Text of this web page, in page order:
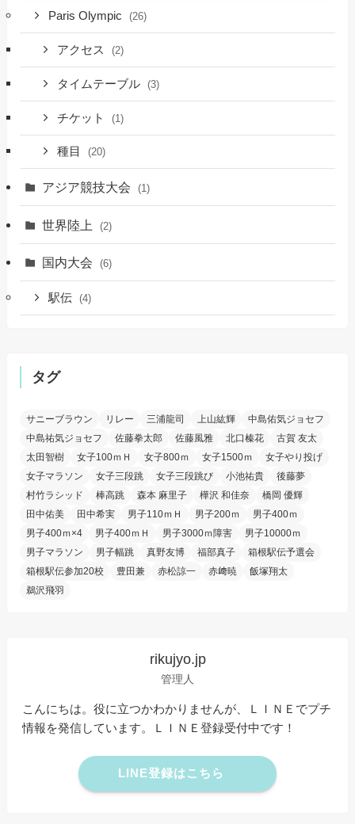
Paris Olympic (26)
アクセス (2)
タイムテーブル (3)
チケット (1)
種目 (20)
アジア競技大会 (1)
世界陸上 (2)
国内大会 (6)
駅伝 (4)
タグ
サニーブラウン リレー 三浦龍司 上山紘輝
中島佑気ジョセフ
中島祐気ジョセフ
佐藤拳太郎 佐藤風雅 北口榛花
古賀 友太
太田智樹
女子100ｍＨ 女子800ｍ 女子1500ｍ
女子やり投げ
女子マラソン
女子三段跳 女子三段跳び 小池祐貴
後藤夢
村竹ラシッド
棒高跳 森本 麻里子 樺沢 和佳奈
橋岡 優輝
田中佑美
田中希実 男子110ｍＨ 男子200ｍ
男子400ｍ
男子400ｍ×4
男子400ｍＨ 男子3000ｍ障害
男子10000ｍ
男子マラソン
男子幅跳 真野友博 福部真子
箱根駅伝予選会
箱根駅伝参加20校
豊田兼 赤松諒一 赤﨑暁
飯塚翔太
鵜沢飛羽
rikujyo.jp
管理人
こんにちは。役に立つかわかりませんが、ＬＩＮＥでプチ
情報を発信しています。ＬＩＮＥ登録受付中です！
LINE登録はこちら